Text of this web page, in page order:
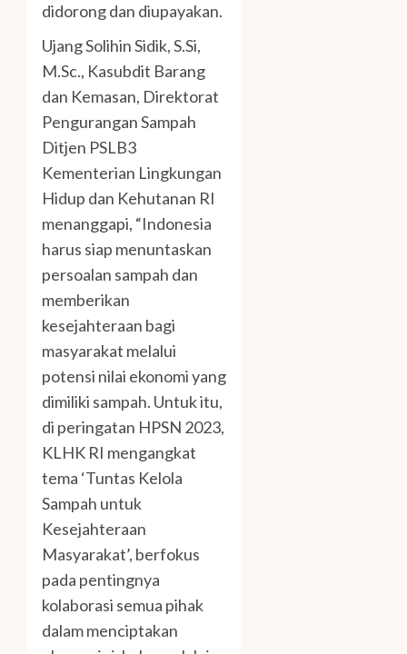
didorong dan diupayakan.
Ujang Solihin Sidik, S.Si,
M.Sc., Kasubdit Barang
dan Kemasan, Direktorat
Pengurangan Sampah
Ditjen PSLB3
Kementerian Lingkungan
Hidup dan Kehutanan RI
menanggapi, “Indonesia
harus siap menuntaskan
persoalan sampah dan
memberikan
kesejahteraan bagi
masyarakat melalui
potensi nilai ekonomi yang
dimiliki sampah. Untuk itu,
di peringatan HPSN 2023,
KLHK RI mengangkat
tema ‘Tuntas Kelola
Sampah untuk
Kesejahteraan
Masyarakat’, berfokus
pada pentingnya
kolaborasi semua pihak
dalam menciptakan